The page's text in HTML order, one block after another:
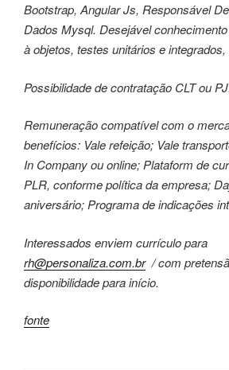
Bootstrap, Angular Js, Responsável
Dados Mysql. Desejável
à objetos, testes unitários e
Possibilidade de contratação CLT ou
Remuneração compatível com o
benefícios: Vale refeição; Vale
In Company ou online; Plataform de
PLR, conforme política da empresa;
aniversário; Programa de indicações
Interessados enviem currículo para
rh@personaliza.com.br/ com
disponibilidade para início.
fonte